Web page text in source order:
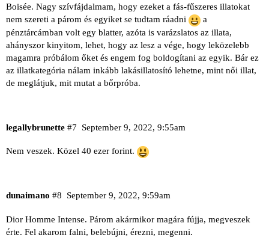
Boisée. Nagy szívfájdalmam, hogy ezeket a fás-fűszeres illatokat
nem szereti a párom és egyiket se tudtam ráadni
a
pénztárcámban volt egy blatter, azóta is varázslatos az illata,
ahányszor kinyitom, lehet, hogy az lesz a vége, hogy leközelebb
magamra próbálom őket és engem fog boldogítani az egyik. Bár ez
az illatkategória nálam inkább lakásillatosító lehetne, mint női illat,
de meglátjuk, mit mutat a bőrpróba.
legallybrunette September 9, 2022, 9:55am
#7
Nem veszek. Közel 40 ezer forint.
dunaimano September 9, 2022, 9:59am
#8
Dior Homme Intense. Párom akármikor magára fújja, megveszek
érte. Fel akarom falni, belebújni, érezni, megenni.